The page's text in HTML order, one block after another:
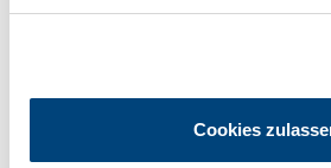
Cookies
ZUR KONTAKT-SEITE